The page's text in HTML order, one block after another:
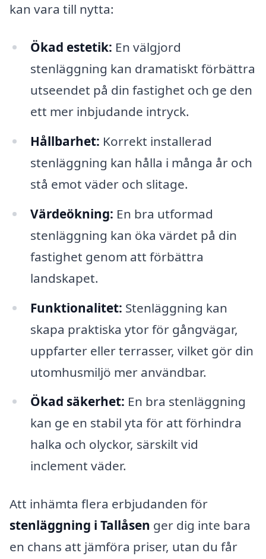
kan vara till nytta:
Ökad estetik: En välgjord
stenläggning kan dramatiskt förbättra
utseendet på din fastighet och ge den
ett mer inbjudande intryck.
Hållbarhet: Korrekt installerad
stenläggning kan hålla i många år och
stå emot väder och slitage.
Värdeökning: En bra utformad
stenläggning kan öka värdet på din
fastighet genom att förbättra
landskapet.
Funktionalitet: Stenläggning kan
skapa praktiska ytor för gångvägar,
uppfarter eller terrasser, vilket gör din
utomhusmiljö mer användbar.
Ökad säkerhet: En bra stenläggning
kan ge en stabil yta för att förhindra
halka och olyckor, särskilt vid
inclement väder.
Att inhämta flera erbjudanden för
stenläggning i Tallåsen ger dig inte bara
en chans att jämföra priser, utan du får